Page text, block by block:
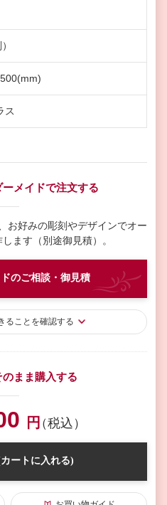
ス
ーメイドで注文する
お好みの彫刻やデザインでオー
ます（別途御見積）。
のご相談・御見積
ることを確認する
のまま購入する
円（税込）
ートに入れる)